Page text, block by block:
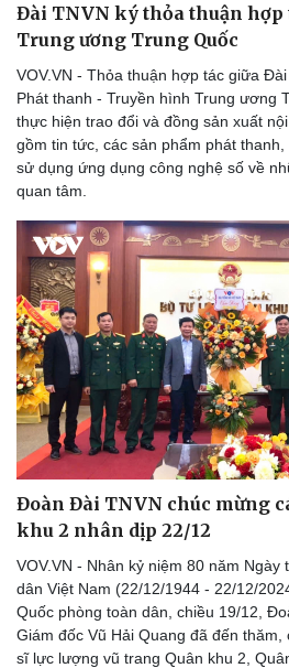
Đài TNVN ký thỏa thuận hợp
Trung ương Trung Quốc
VOV.VN - Thỏa thuận hợp tác giữa
Phát thanh - Truyền hình Trung ương
thực hiện trao đổi và đồng sản xuất
gồm tin tức, các sản phẩm phát
sử dụng ứng dụng công nghệ số về
quan tâm.
Đoàn Đài TNVN chúc mừng
khu 2 nhân dịp 22/12
VOV.VN - Nhân kỷ niệm 80 năm Ngày
dân Việt Nam (22/12/1944 - 22/12/
Quốc phòng toàn dân, chiều 19/12,
Giám đốc Vũ Hải Quang đã đến
sĩ lực lượng vũ trang Quân khu 2,